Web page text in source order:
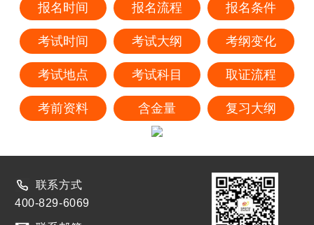
报名时间 报名流程 报名条件
考试时间 考试大纲 考纲变化
考试地点 考试科目 取证流程
考前资料 含金量 复习大纲
联系方式
400-829-6069